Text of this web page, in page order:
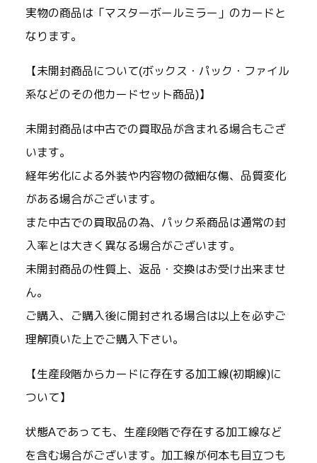
実物の商品は「マスターボールミラー」のカードと
なります。
【未開封商品について(ボックス・パック・ファイル
系などのその他カードセット商品)】
未開封商品は中古での買取品が含まれる場合もござ
います。
経年劣化による外装や内容物の微細な傷、品質変化
がある場合がございます。
また中古での買取品の為、パック系商品は通常の封
入率とは大きく異なる場合がございます。
未開封商品の性質上、返品・交換はお受け出来ませ
ん。
ご購入、ご購入後に開封される場合は以上を必ずご
理解頂いた上でご購入下さい。
【生産段階からカードに存在する加工線(初期線)に
ついて】
状態Aであっても、生産段階で存在する加工線など
を含む場合がございます。加工線が何本も目立つも